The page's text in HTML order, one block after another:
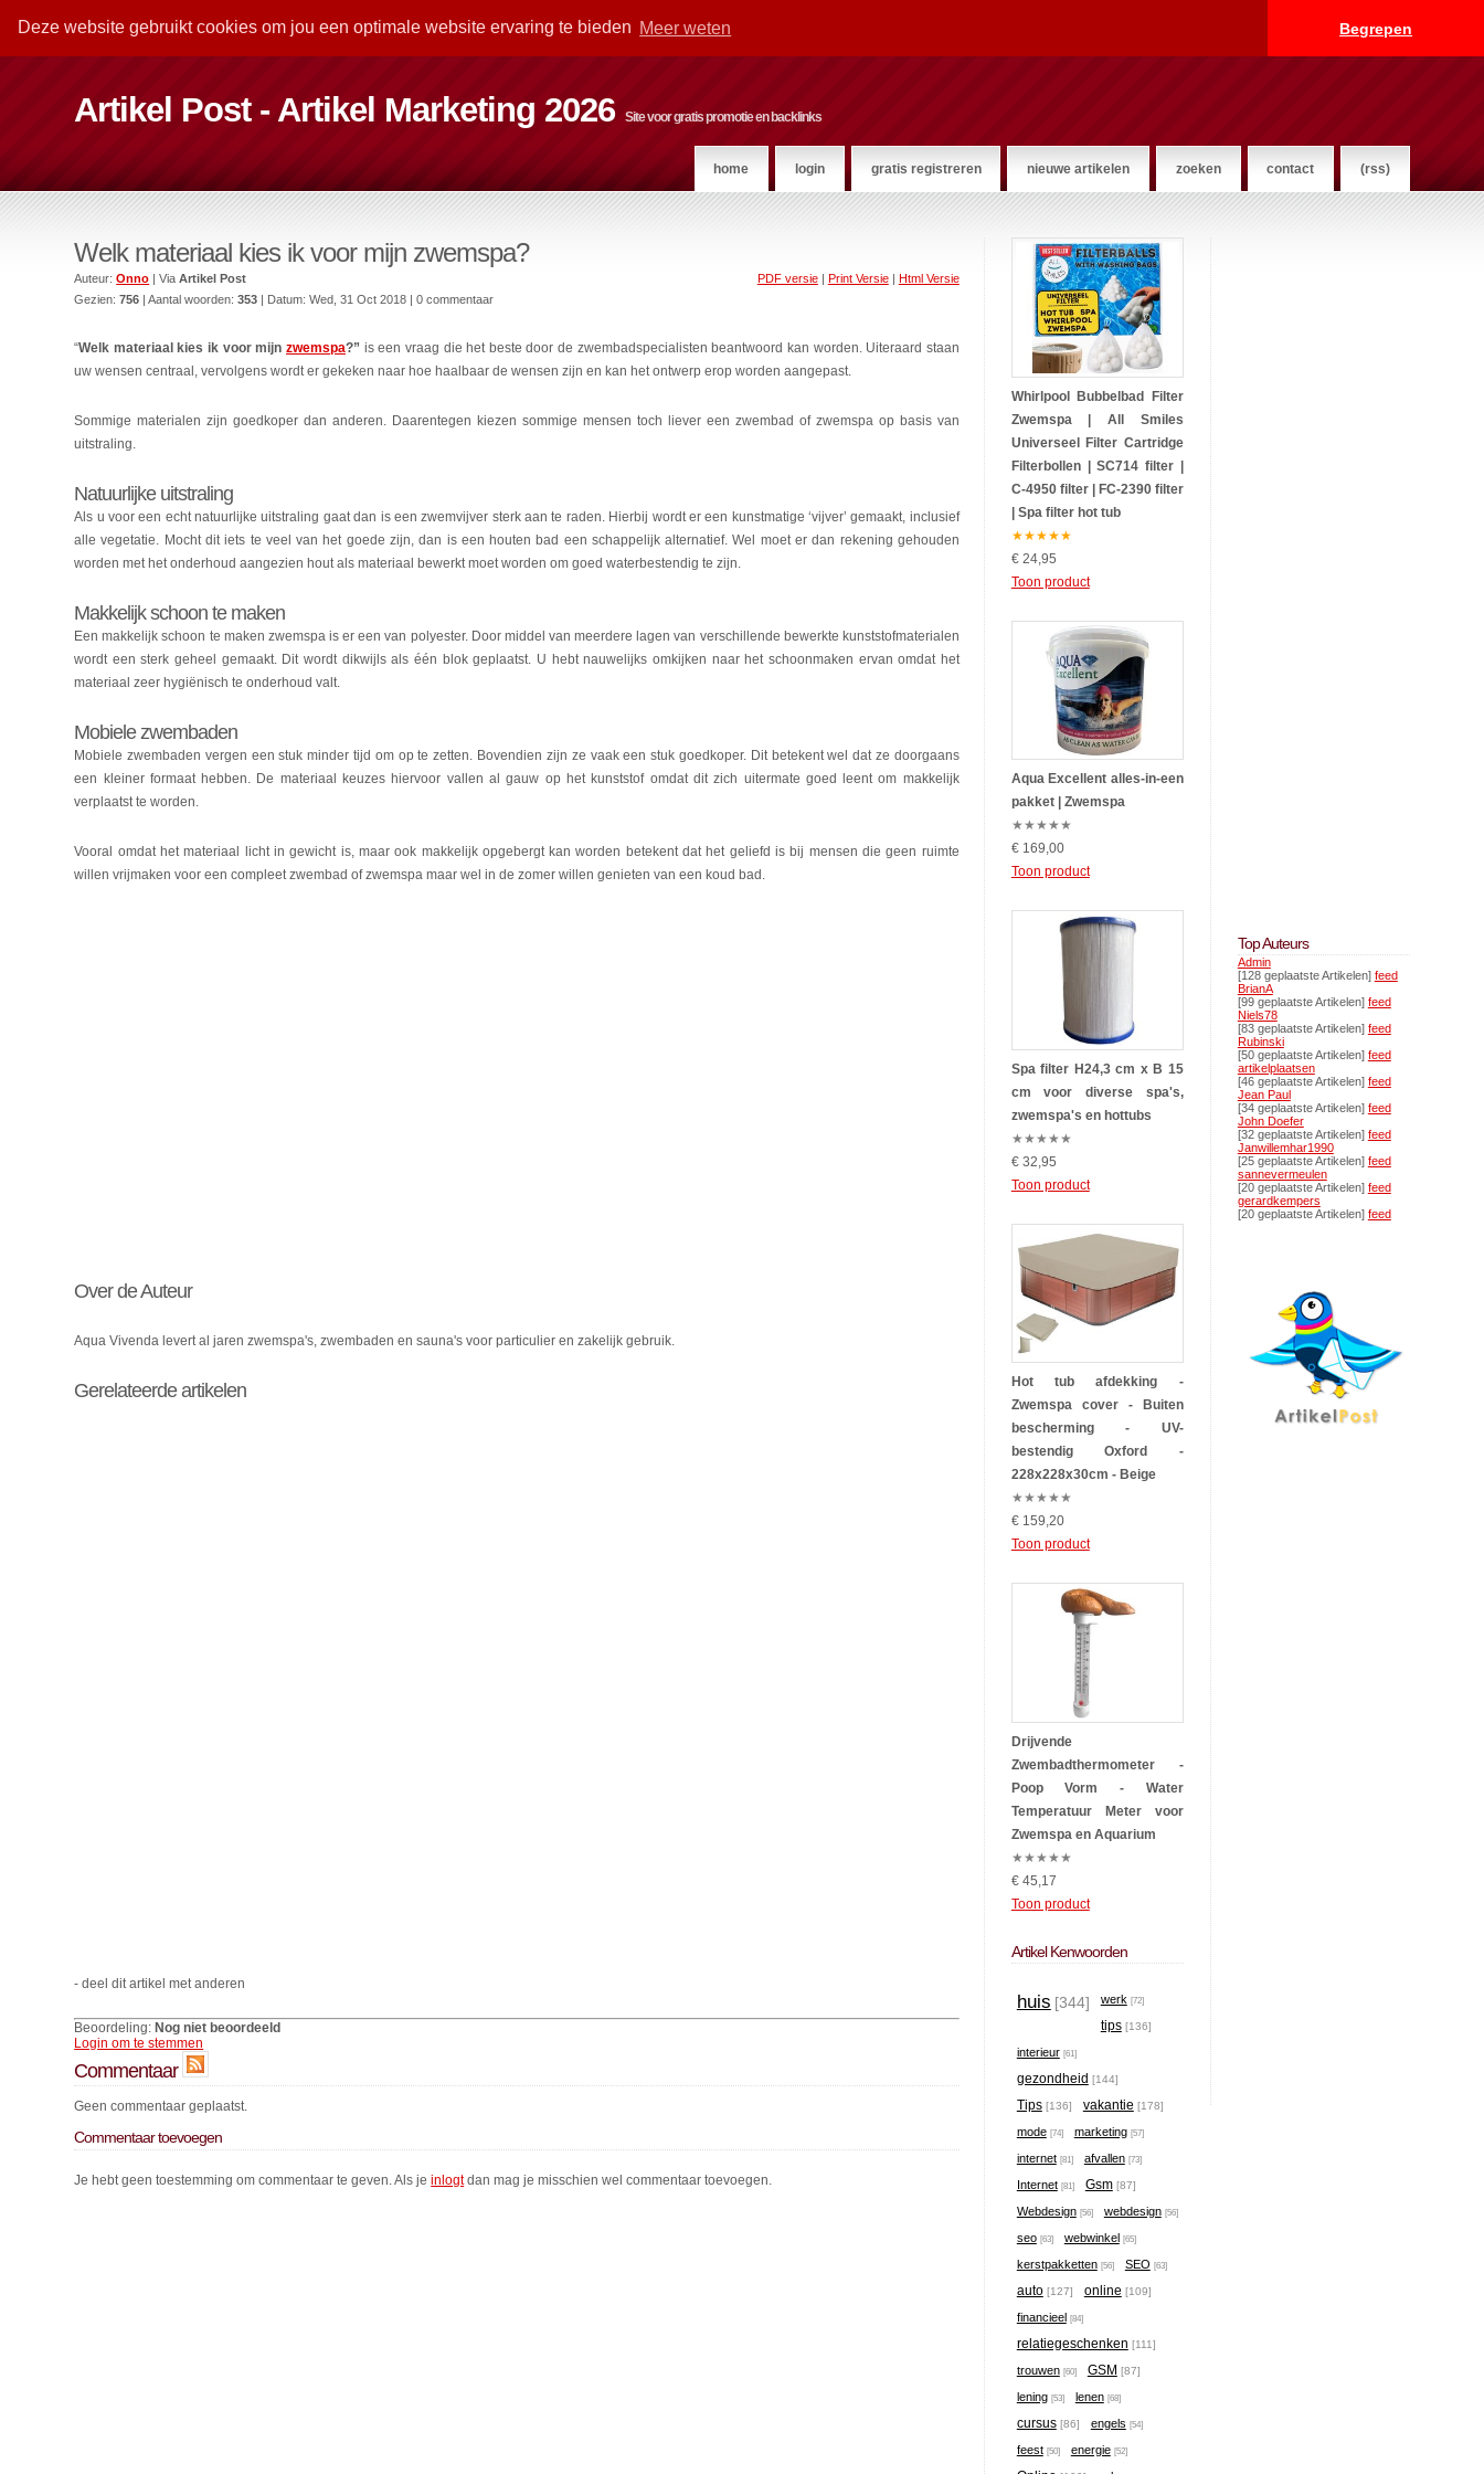
Deze website gebruikt cookies om jou een optimale website ervaring te bieden Meer weten Begrepen
Artikel Post - Artikel Marketing 2026 Site voor gratis promotie en backlinks
home login gratis registreren nieuwe artikelen zoeken contact (rss)
Welk materiaal kies ik voor mijn zwemspa?
PDF versie| Print Versie| Html Versie
Auteur:Onno | ViaArtikel Post
Gezien:756 | Aantal woorden:353 | Datum:Wed, 31 Oct 2018 | 0 commentaar
“Welk materiaal kies ik voor mijn zwemspa?” is een vraag die het beste door de zwembadspecialisten beantwoord kan worden. Uiteraard staan
uw wensen centraal, vervolgens wordt er gekeken naar hoe haalbaar de wensen zijn en kan het ontwerp erop worden aangepast.
Sommige materialen zijn goedkoper dan anderen. Daarentegen kiezen sommige mensen toch liever een zwembad of zwemspa op basis van
uitstraling.
Natuurlijke uitstraling
Als u voor een echt natuurlijke uitstraling gaat dan is een zwemvijver sterk aan te raden. Hierbij wordt er een kunstmatige ‘vijver’ gemaakt, inclusief
alle vegetatie. Mocht dit iets te veel van het goede zijn, dan is een houten bad een schappelijk alternatief. Wel moet er dan rekening gehouden
worden met het onderhoud aangezien hout als materiaal bewerkt moet worden om goed waterbestendig te zijn.
Makkelijk schoon te maken
Een makkelijk schoon te maken zwemspa is er een van polyester. Door middel van meerdere lagen van verschillende bewerkte kunststofmaterialen
wordt een sterk geheel gemaakt. Dit wordt dikwijls als één blok geplaatst. U hebt nauwelijks omkijken naar het schoonmaken ervan omdat het
materiaal zeer hygiënisch te onderhoud valt.
Mobiele zwembaden
Mobiele zwembaden vergen een stuk minder tijd om op te zetten. Bovendien zijn ze vaak een stuk goedkoper. Dit betekent wel dat ze doorgaans
een kleiner formaat hebben. De materiaal keuzes hiervoor vallen al gauw op het kunststof omdat dit zich uitermate goed leent om makkelijk
verplaatst te worden.
Vooral omdat het materiaal licht in gewicht is, maar ook makkelijk opgebergt kan worden betekent dat het geliefd is bij mensen die geen ruimte
willen vrijmaken voor een compleet zwembad of zwemspa maar wel in de zomer willen genieten van een koud bad.
Over de Auteur
Aqua Vivenda levert al jaren zwemspa's, zwembaden en sauna's voor particulier en zakelijk gebruik.
Gerelateerde artikelen
- deel dit artikel met anderen
Beoordeling: Nog niet beoordeeld
Login om te stemmen
Commentaar
Geen commentaar geplaatst.
Commentaar toevoegen
Je hebt geen toestemming om commentaar te geven. Als jeinlogtdan mag je misschien wel commentaar toevoegen.
Whirlpool Bubbelbad Filter
Zwemspa | All Smiles
Universeel Filter Cartridge
Filterbollen | SC714 filter |
C-4950 filter | FC-2390 filter
| Spa filter hot tub
★★★★★
€ 24,95
Toon product
Aqua Excellent alles-in-een
pakket | Zwemspa
★★★★★
€ 169,00
Toon product
Spa filter H24,3 cm x B 15
cm voor diverse spa's,
zwemspa's en hottubs
★★★★★
€ 32,95
Toon product
Hot tub afdekking -
Zwemspa cover - Buiten
bescherming - UV-
bestendig Oxford -
228x228x30cm - Beige
★★★★★
€ 159,20
Toon product
Drijvende
Zwembadthermometer -
Poop Vorm - Water
Temperatuur Meter voor
Zwemspa en Aquarium
★★★★★
€ 45,17
Toon product
Artikel Kenwoorden
huis [344] werk [72]
tips [136]
interieur [61]
gezondheid [144]
Tips [136] vakantie [178]
mode [74] marketing [57]
internet [81] afvallen [73]
Internet [81] Gsm [87]
Webdesign [56] webdesign [56]
seo [63] webwinkel [65]
kerstpakketten [56] SEO [63]
auto [127] online [109]
financieel [84]
relatiegeschenken [111]
trouwen [60] GSM [87]
lening [53] lenen [68]
cursus [86] engels [54]
feest [50] energie [52]
Top Auteurs
Admin
[128 geplaatste Artikelen] feed
BrianA
[99 geplaatste Artikelen] feed
Niels78
[83 geplaatste Artikelen] feed
Rubinski
[50 geplaatste Artikelen] feed
artikelplaatsen
[46 geplaatste Artikelen] feed
Jean Paul
[34 geplaatste Artikelen] feed
John Doefer
[32 geplaatste Artikelen] feed
Janwillemhar1990
[25 geplaatste Artikelen] feed
sannevermeulen
[20 geplaatste Artikelen] feed
gerardkempers
[20 geplaatste Artikelen] feed